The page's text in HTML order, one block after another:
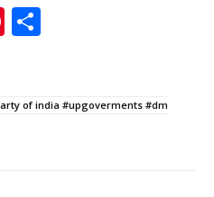
Pi
e e
of india #upgoverments #dm